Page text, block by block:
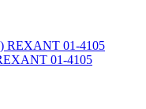
01-4105